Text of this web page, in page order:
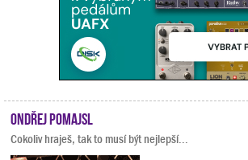
Ondřej Pomajsl
Cokoliv hraješ, tak to musí být nejlepší...